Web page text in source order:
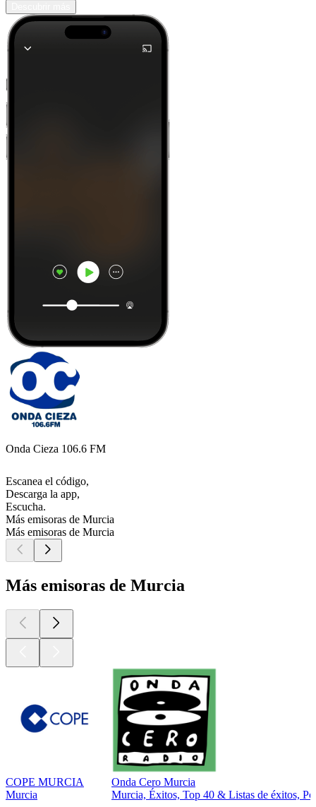
Onda Cieza 106.6 FM
Escanea el código,
Descarga la app,
Escucha.
Más emisoras de Murcia
Más emisoras de Murcia
Más emisoras de Murcia
COPE MURCIA
Murcia
Onda Cero Murcia
Murcia, Éxitos, Top 40 & Listas de éxitos,